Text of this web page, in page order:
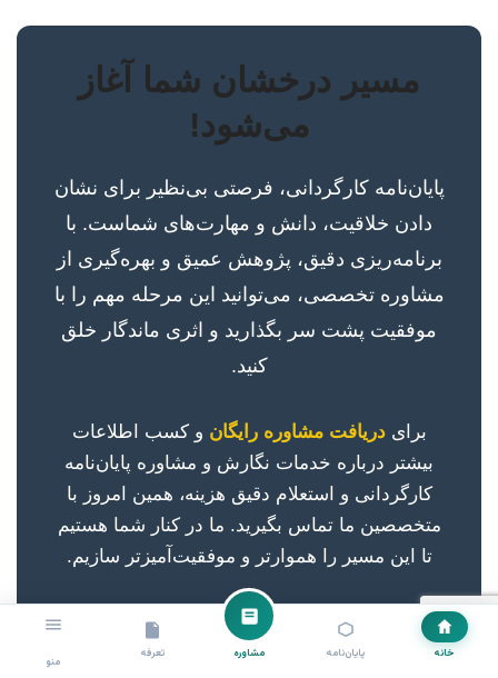
خانه پایان‌نامه مشاوره تعرفه
منو
مسیر درخشان شما آغاز
می‌شود!
پایان‌نامه کارگردانی، فرصتی بی‌نظیر برای نشان
دادن خلاقیت، دانش و مهارت‌های شماست. با
برنامه‌ریزی دقیق، پژوهش عمیق و بهره‌گیری از
مشاوره تخصصی، می‌توانید این مرحله مهم را با
موفقیت پشت سر بگذارید و اثری ماندگار خلق
کنید.
برایدریافت مشاوره رایگان و کسب اطلاعات
بیشتر درباره خدمات نگارش و مشاوره پایان‌نامه
کارگردانی و استعلام دقیق هزینه، همین امروز با
متخصصین ما تماس بگیرید. ما در کنار شما هستیم
تا این مسیر را هموارتر و موفقیت‌آمیزتر سازیم.
همین حالا تماس بگیرید! 📞